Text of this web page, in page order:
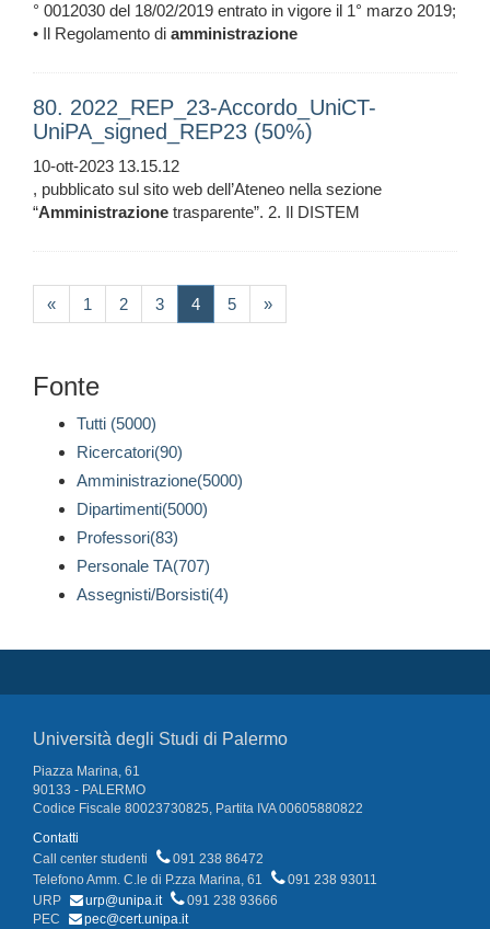
° 0012030 del 18/02/2019 entrato in vigore il 1° marzo 2019;
• Il Regolamento di amministrazione
80. 2022_REP_23-Accordo_UniCT-
UniPA_signed_REP23 (50%)
10-ott-2023 13.15.12
, pubblicato sul sito web dell’Ateneo nella sezione
“Amministrazione trasparente”. 2. Il DISTEM
« 1 2 3 4(current)
5 »
Fonte
Tutti (5000)
Ricercatori(90)
Amministrazione(5000)
Dipartimenti(5000)
Professori(83)
Personale TA(707)
Assegnisti/Borsisti(4)
Università degli Studi di Palermo
Piazza Marina, 61
90133 - PALERMO
Codice Fiscale 80023730825, Partita IVA 00605880822
Contatti
Call center studenti
091 238 86472
Telefono Amm. C.le di P.zza Marina, 61
091 238 93011
URP
urp@unipa.it
091 238 93666
PEC
pec@cert.unipa.it